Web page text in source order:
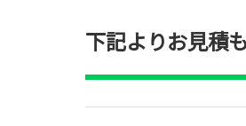
下記よりお見積